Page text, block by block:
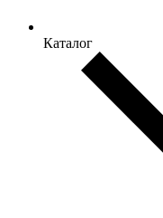
Каталог